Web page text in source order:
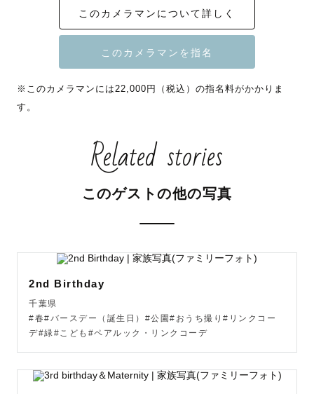
ど子供や人と関わるお仕事が大好きで沢山の経験をしてき
現在も『キッズフォトスタジオ』でも勤務しておりますの
で、撮影はファミリーフォトを中心に依頼を頂く事が多い
です🌟
生まれてすぐ、千葉に引っ越してきてから今も千葉県に住
夕日が沈む綺麗な海など自然豊かな千葉県での
着付けに関する知識もあります。
七五三のお着付けの簡単なお直しやお宮参りの産着の掛け
方などもお手伝いできます。
このカメラマンについて詳しく
※このカメラマンには22,000円（税込）の指名料がかかりま
す。
Related stories
このゲストの他の写真
2nd Birthday
千葉県
#春#バースデー（誕生日）#公園#おうち撮り#リンクコー
デ#緑#こども#ペアルック・リンクコーデ